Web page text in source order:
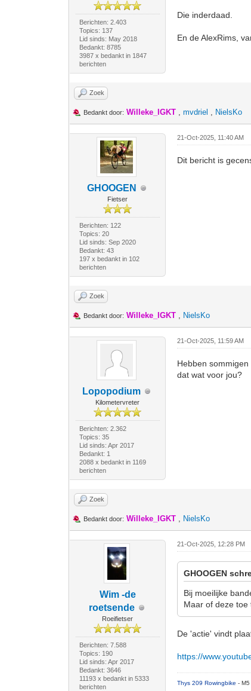
Berichten: 2.403
Topics: 137
Lid sinds: May 2018
Bedankt: 8785
3987 x bedankt in 1847
berichten
Die inderdaad.
En de AlexRims,
Zoek
Bedankt door: Willeke_IGKT ,mvdriel , NielsKo
GHOOGEN
Fietser
Berichten: 122
Topics: 20
Lid sinds: Sep 2020
Bedankt: 43
197 x bedankt in 102
berichten
21-Oct-2025, 11:40 AM
Dit bericht is
Zoek
Bedankt door: Willeke_IGKT , NielsKo
Lopopodium
Kilometervreter
Berichten: 2.362
Topics: 35
Lid sinds: Apr 2017
Bedankt: 1
2088 x bedankt in 1169
berichten
21-Oct-2025, 11:59 AM
Hebben
dat wat voor jou?
Zoek
Bedankt door: Willeke_IGKT , NielsKo
Wim -de
roetsende
Roeifietser
Berichten: 7.588
Topics: 190
Lid sinds: Apr 2017
Bedankt: 3646
11193 x bedankt in 5333
berichten
21-Oct-2025, 12:28 PM
GHOOGEN
Bij moeilijke
Maar of deze toe
De 'actie' vindt
https://
Thys 209 Rowingbike-